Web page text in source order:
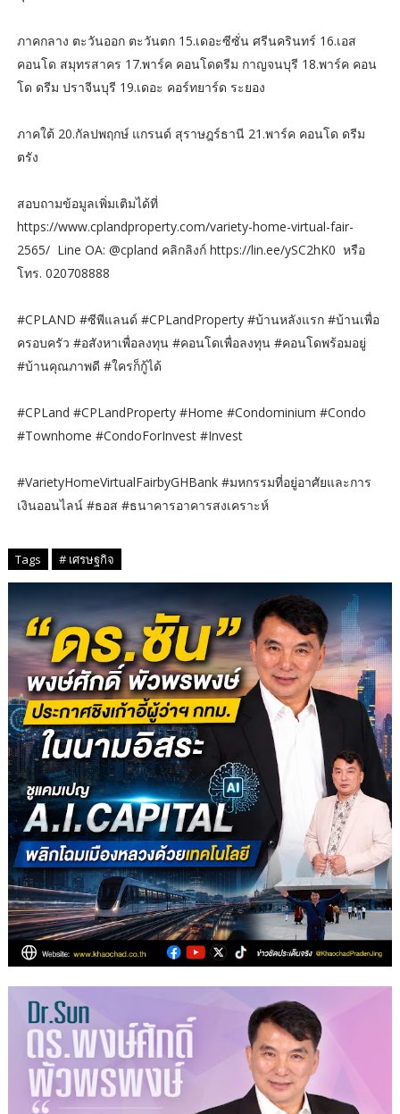
ภาคกลาง ตะวันออก ตะวันตก 15.เดอะซีซั่น ศรีนครินทร์ 16.เอส
คอนโด สมุทรสาคร 17.พาร์ค คอนโดดรีม กาญจนบุรี 18.พาร์ค คอน
โด ดรีม ปราจีนบุรี 19.เดอะ คอร์ทยาร์ด ระยอง
ภาคใต้ 20.กัลปพฤกษ์ แกรนด์ สุราษฎร์ธานี 21.พาร์ค คอนโด ดรีม
ตรัง
สอบถามข้อมูลเพิ่มเติมได้ที่
https://www.cplandproperty.com/variety-home-virtual-fair-
2565/ Line OA: @cpland คลิกลิงก์ https://lin.ee/ySC2hK0 หรือ
โทร. 020708888
#CPLAND #ซีพีแลนด์ #CPLandProperty #บ้านหลังแรก #บ้านเพื่อ
ครอบครัว #อสังหาเพื่อลงทุน #คอนโดเพื่อลงทุน #คอนโดพร้อมอยู่
#บ้านคุณภาพดี #ใครก็กู้ได้
#CPLand #CPLandProperty #Home #Condominium #Condo
#Townhome #CondoForInvest #Invest
#VarietyHomeVirtualFairbyGHBank #มหกรรมที่อยู่อาศัยและการ
เงินออนไลน์ #ธอส #ธนาคารอาคารสงเคราะห์
Tags # เศรษฐกิจ